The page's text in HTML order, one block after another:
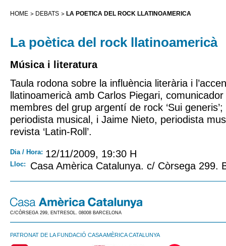
HOME DEBATS LA POÈTICA DEL ROCK LLATINOAMERICÀ
La poètica del rock llatinoamericà
Música i literatura
Taula rodona sobre la influència literària i
llatinoamericà amb Carlos Piegari,
membres del grup argentí de rock ‘Sui
periodista musical, i Jaime Nieto, periodista
revista ‘Latin-Roll’.
Dia / Hora: 12/11/2009, 19:30 H
Lloc: Casa Amèrica Catalunya. c/ Còrsega 299.
C/CÒRSEGA 299, ENTRESOL. 08008 BARCELONA
PATRONAT DE LA FUNDACIÓ CASA AMÈRICA CATALUNYA